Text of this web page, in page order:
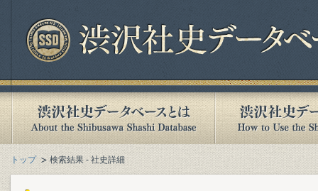
トップ 検索結果 - 社史詳細